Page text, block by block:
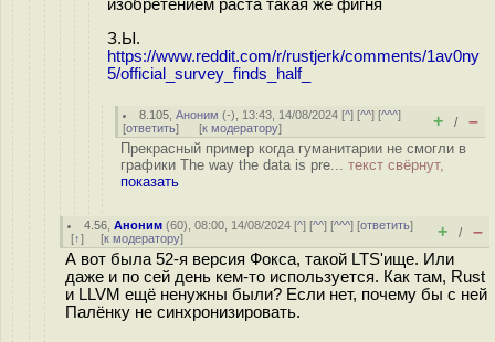
изобретением раста такая же фигня
З.Ы.
https://www.reddit.com/r/rustjerk/comments/1av0ny
5/official_survey_finds_half_
8.105 ,Аноним (-), 13:43, 14/08/2024 [^] [^^] [^^^]
[ответить] [к модератору] + / –
Прекрасный пример когда гуманитарии не смогли в
графики The way the data is pre... текст свёрнут,
показать
4.56 ,Аноним (60), 08:00, 14/08/2024 [^] [^^] [^^^] [ответить]
[↑] [к модератору] + / –
А вот была 52-я версия Фокса, такой LTS'ище. Или
даже и по сей день кем-то используется. Как там, Rust
и LLVM ещё ненужны были? Если нет, почему бы с ней
Палёнку не синхронизировать.